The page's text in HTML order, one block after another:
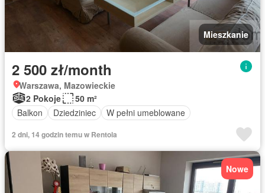
Mieszkanie
2 500 zł/month
Warszawa, Mazowieckie
2 Pokoje
50 m²
Balkon
Dziedziniec W pełni umeblowane
2 dni, 14 godzin temu w Rentola
Nowe